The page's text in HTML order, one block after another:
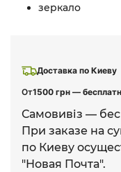
Доставка по Киеву
От1500 грн —
Самовивіз —
При заказе на
по Киеву
"Новая Почта".
зеркало